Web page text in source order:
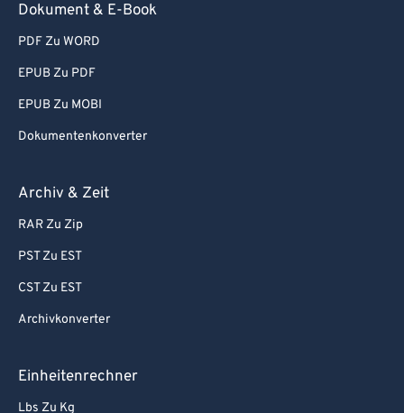
Dokument & E-Book
PDF Zu WORD
EPUB Zu PDF
EPUB Zu MOBI
Dokumentenkonverter
Archiv & Zeit
RAR Zu Zip
PST Zu EST
CST Zu EST
Archivkonverter
Einheitenrechner
Lbs Zu Kg